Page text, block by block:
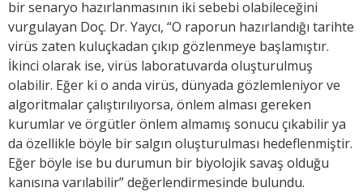
bir senaryo hazırlanmasının iki sebebi olabileceğini
vurgulayan Doç. Dr. Yaycı, “O raporun hazırlandığı tarihte
virüs zaten kuluçkadan çıkıp gözlenmeye başlamıştır.
İkinci olarak ise, virüs laboratuvarda oluşturulmuş
olabilir. Eğer ki o anda virüs, dünyada gözlemleniyor ve
algoritmalar çalıştırılıyorsa, önlem alması gereken
kurumlar ve örgütler önlem almamış sonucu çıkabilir ya
da özellikle böyle bir salgın oluşturulması hedeflenmiştir.
Eğer böyle ise bu durumun bir biyolojik savaş olduğu
kanısına varılabilir” değerlendirmesinde bulundu.